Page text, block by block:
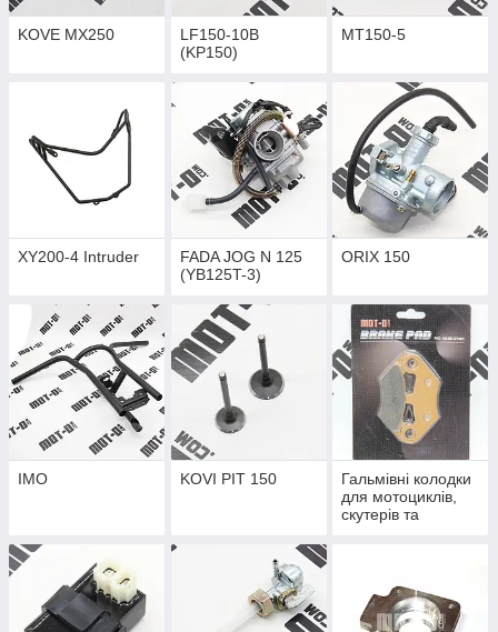
KOVE MX250
LF150-10B
(KP150)
MT150-5
XY200-4 Intruder
FADA JOG N 125
(YB125T-3)
ORIX 150
IMO KOVI PIT 150
Гальмівні колодки
для мотоциклів,
скутерів та